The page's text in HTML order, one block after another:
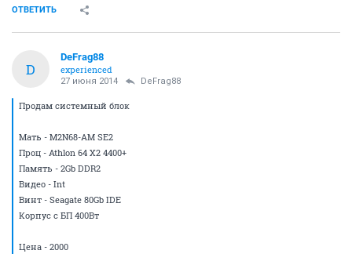
ОТВЕТИТЬ
D
DeFrag88
experienced
27 июня 2014 DeFrag88
Продам системный блок
Мать - M2N68-AM SE2
Проц - Athlon 64 X2 4400+
Память - 2Gb DDR2
Видео - Int
Винт - Seagate 80Gb IDE
Корпус с БП 400Вт
Цена - 2000